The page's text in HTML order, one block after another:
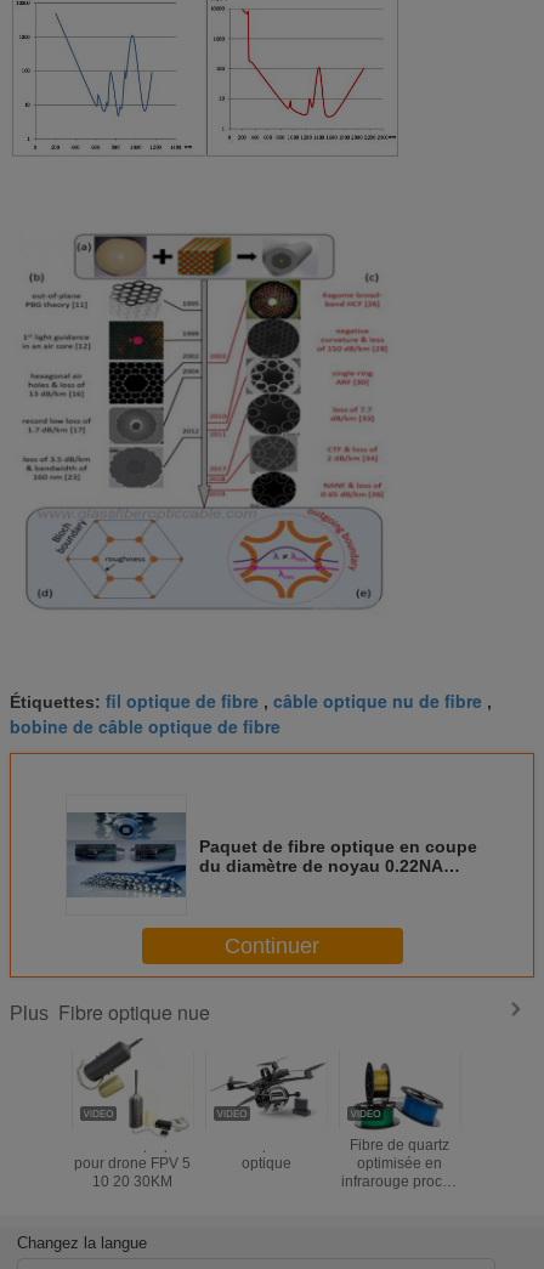
Étiquettes: fil optique de fibre , câble optique nu de fibre ,
bobine de câble optique de fibre
Paquet de fibre optique en coupe
du diamètre de noyau 0.22NA
Continuer
Plus Fibre optique nue
pour drone FPV 5
10 20 30KM
optique
Fibre de quartz
optimisée en
infrarouge proche
Changez la langue